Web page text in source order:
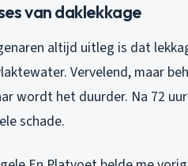
van daklekkage
altijd uitleg is dat
Vervelend, maar
wordt het duurder. Na 72
schade.